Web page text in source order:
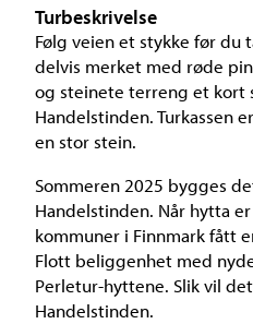
Turbeskrivelse
Følg veien et stykke før du
delvis merket med røde
og steinete terreng et kort
Handelstinden. Turkassen
en stor stein.
Sommeren 2025 bygges
Handelstinden. Når hytta
kommuner i Finnmark fått
Flott beliggenhet med
Perletur-hyttene. Slik vil
Handelstinden.